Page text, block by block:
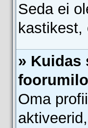
Seda ei
kastikest,
» Kuidas
Oma